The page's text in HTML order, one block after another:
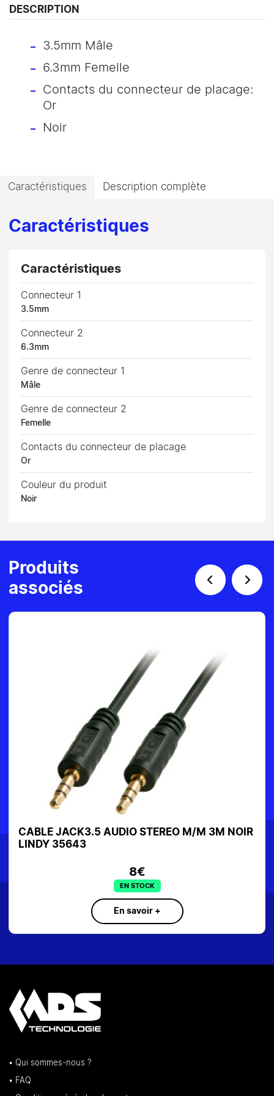
DESCRIPTION
3.5mm Mâle
6.3mm Femelle
Contacts du connecteur de placage:
Or
Noir
Caractéristiques Description complète
Caractéristiques
Caractéristiques
Connecteur 1
3.5mm
Connecteur 2
6.3mm
Genre de connecteur 1
Mâle
Genre de connecteur 2
Femelle
Contacts du connecteur de placage
Or
Couleur du produit
Noir
Produits
associés
CABLE JACK3.5 AUDIO STEREO M/M 3M NOIR
LINDY 35643
8€
EN STOCK
En savoir +
• Qui sommes-nous ?
• FAQ